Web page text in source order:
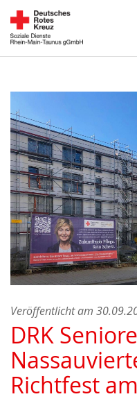
Veröffentlicht am
DRK
Richtfest